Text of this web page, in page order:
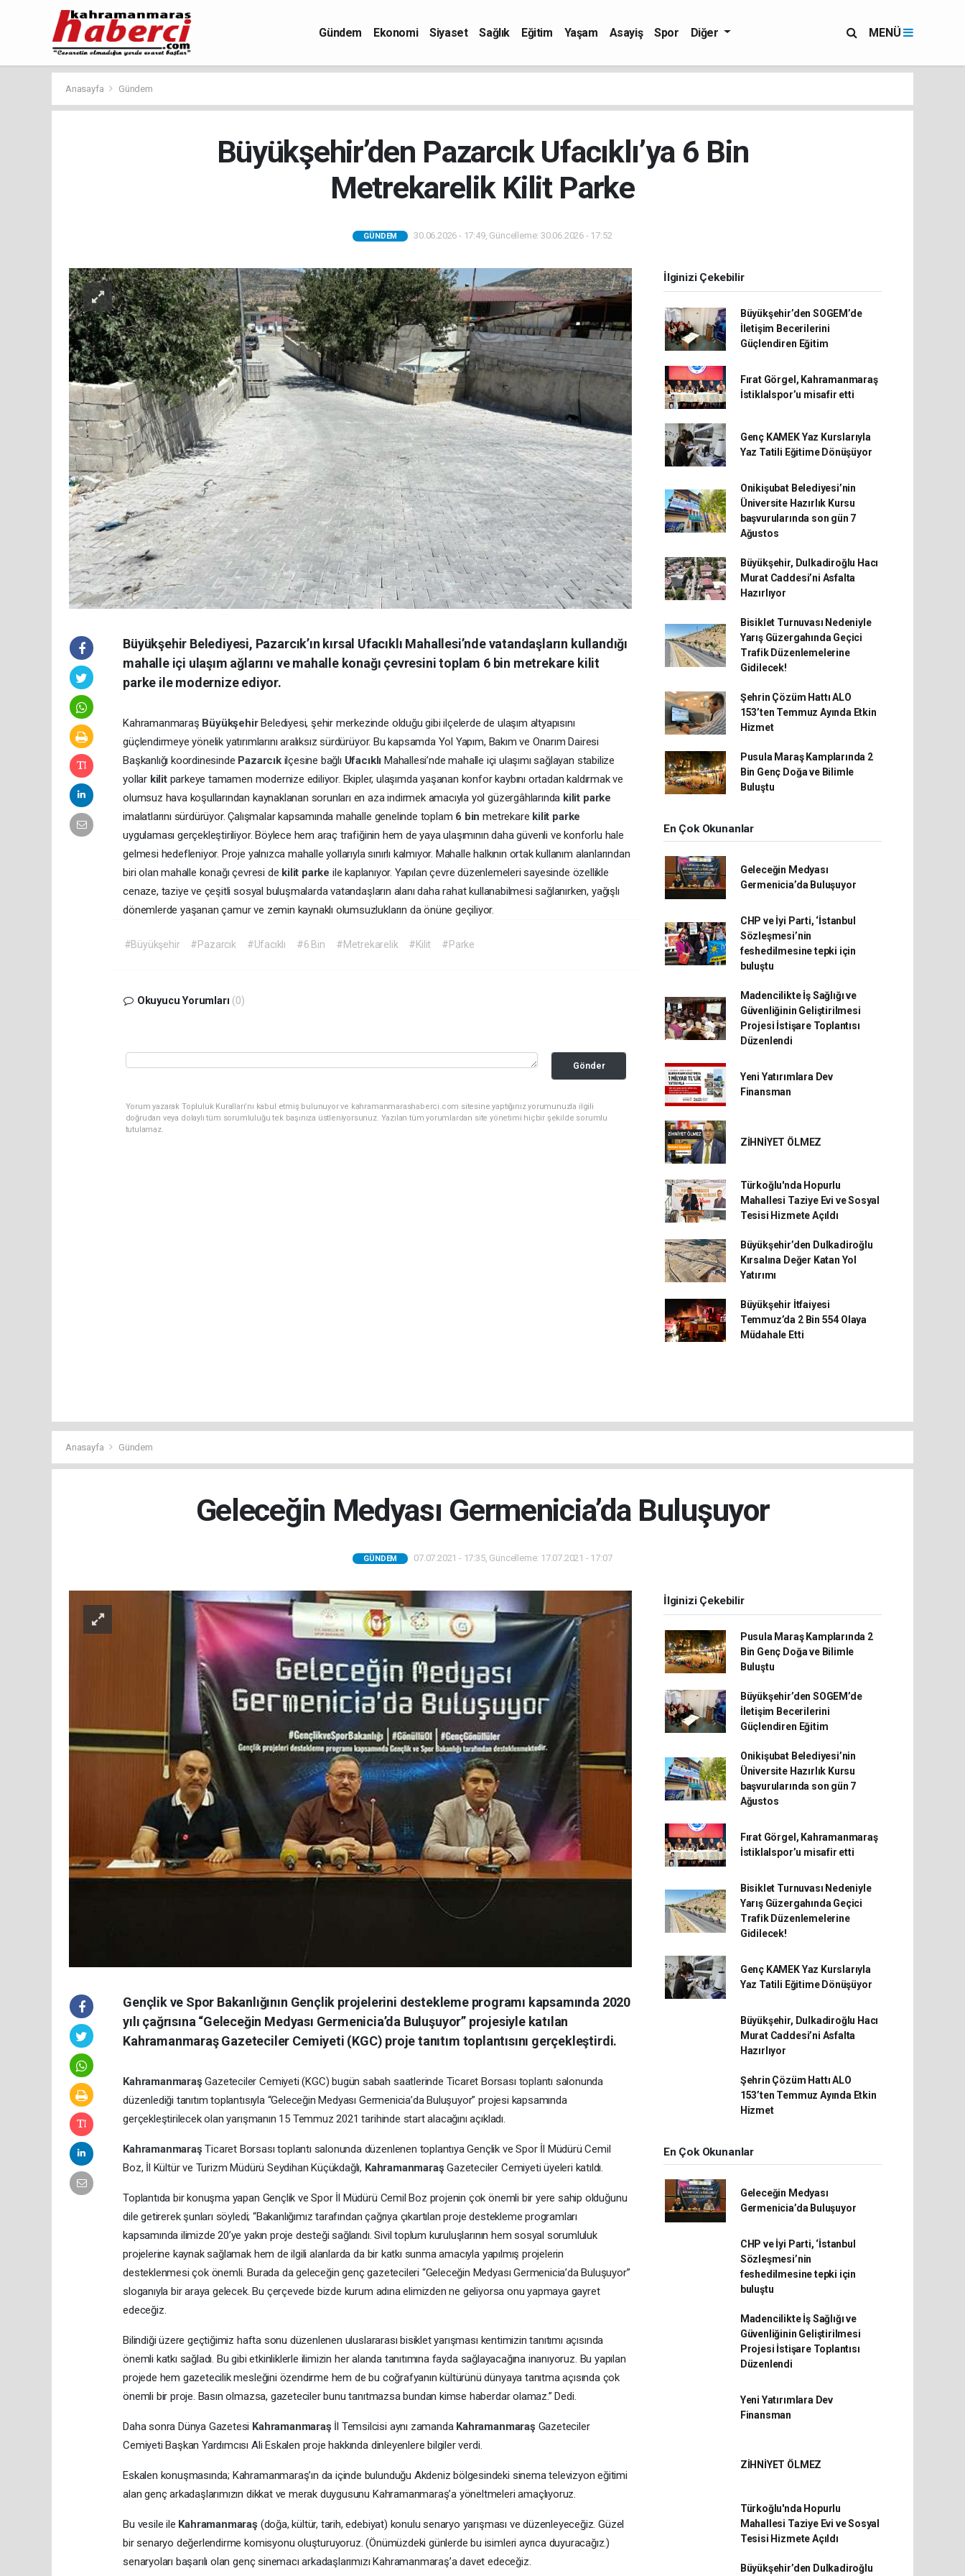
Gündem Ekonomi Siyaset Sağlık Eğitim Yaşam Asayiş Spor Diğer MENÜ
Anasayfa Gündem
Büyükşehir’den Pazarcık Ufacıklı’ya 6 Bin
Metrekarelik Kilit Parke
GÜNDEM 30.06.2026 - 17:49, Güncelleme: 30.06.2026 - 17:52
Büyükşehir Belediyesi, Pazarcık’ın kırsal Ufacıklı Mahallesi’nde vatandaşların kullandığı
mahalle içi ulaşım ağlarını ve mahalle konağı çevresini toplam 6 bin metrekare kilit
parke ile modernize ediyor.
Kahramanmaraş Büyükşehir Belediyesi, şehir merkezinde olduğu gibi ilçelerde de ulaşım altyapısını
güçlendirmeye yönelik yatırımlarını aralıksız sürdürüyor. Bu kapsamda Yol Yapım, Bakım ve Onarım Dairesi
Başkanlığı koordinesinde Pazarcık ilçesine bağlı Ufacıklı Mahallesi’nde mahalle içi ulaşımı sağlayan stabilize
yollar kilit parkeye tamamen modernize ediliyor. Ekipler, ulaşımda yaşanan konfor kaybını ortadan kaldırmak ve
olumsuz hava koşullarından kaynaklanan sorunları en aza indirmek amacıyla yol güzergâhlarında kilit parke
imalatlarını sürdürüyor. Çalışmalar kapsamında mahalle genelinde toplam 6 binmetrekare kilit parke
uygulaması gerçekleştiriliyor. Böylece hem araç trafiğinin hem de yaya ulaşımının daha güvenli ve konforlu hale
gelmesi hedefleniyor. Proje yalnızca mahalle yollarıyla sınırlı kalmıyor. Mahalle halkının ortak kullanım alanlarından
biri olan mahalle konağı çevresi de kilit parke ile kaplanıyor. Yapılan çevre düzenlemeleri sayesinde özellikle
cenaze, taziye ve çeşitli sosyal buluşmalarda vatandaşların alanı daha rahat kullanabilmesi sağlanırken, yağışlı
dönemlerde yaşanan çamur ve zemin kaynaklı olumsuzlukların da önüne geçiliyor.
#Büyükşehir #Pazarcık #Ufacıklı #6 Bin #Metrekarelik #Kilit #Parke
Okuyucu Yorumları (0)
Gönder
Yorum yazarak Topluluk Kuralları’nı kabul etmiş bulunuyor ve kahramanmarashaberci.com sitesine yaptığınız yorumunuzla ilgili
doğrudan veya dolaylı tüm sorumluluğu tek başınıza üstleniyorsunuz. Yazılan tüm yorumlardan site yönetimi hiçbir şekilde sorumlu
tutulamaz.
İlginizi Çekebilir
Büyükşehir’den SOGEM’de
İletişim Becerilerini
Güçlendiren Eğitim
Fırat Görgel, Kahramanmaraş
İstiklalspor’u misafir etti
Genç KAMEK Yaz Kurslarıyla
Yaz Tatili Eğitime Dönüşüyor
Onikişubat Belediyesi’nin
Üniversite Hazırlık Kursu
başvurularında son gün 7
Ağustos
Büyükşehir, Dulkadiroğlu Hacı
Murat Caddesi’ni Asfalta
Hazırlıyor
Bisiklet Turnuvası Nedeniyle
Yarış Güzergahında Geçici
Trafik Düzenlemelerine
Gidilecek!
Şehrin Çözüm Hattı ALO
153’ten Temmuz Ayında Etkin
Hizmet
Pusula Maraş Kamplarında 2
Bin Genç Doğa ve Bilimle
Buluştu
En Çok Okunanlar
Geleceğin Medyası
Germenicia’da Buluşuyor
CHP ve İyi Parti, ‘İstanbul
Sözleşmesi’nin
feshedilmesine tepki için
buluştu
Madencilikte İş Sağlığı ve
Güvenliğinin Geliştirilmesi
Projesi İstişare Toplantısı
Düzenlendi
Yeni Yatırımlara Dev
Finansman
ZİHNİYET ÖLMEZ
Türkoğlu'nda Hopurlu
Mahallesi Taziye Evi ve Sosyal
Tesisi Hizmete Açıldı
Büyükşehir’den Dulkadiroğlu
Kırsalına Değer Katan Yol
Yatırımı
Büyükşehir İtfaiyesi
Temmuz’da 2 Bin 554 Olaya
Müdahale Etti
Anasayfa Gündem
Geleceğin Medyası Germenicia’da Buluşuyor
GÜNDEM 07.07.2021 - 17:35, Güncelleme: 17.07.2021 - 17:07
Gençlik ve Spor Bakanlığının Gençlik projelerini destekleme programı kapsamında 2020
yılı çağrısına “Geleceğin Medyası Germenicia’da Buluşuyor” projesiyle katılan
Kahramanmaraş Gazeteciler Cemiyeti (KGC) proje tanıtım toplantısını gerçekleştirdi.
KahramanmaraşGazeteciler Cemiyeti (KGC) bugün sabah saatlerinde Ticaret Borsası toplantı salonunda
düzenlediği tanıtım toplantısıyla “Geleceğin Medyası Germenicia’da Buluşuyor” projesi kapsamında
gerçekleştirilecek olan yarışmanın 15 Temmuz 2021 tarihinde start alacağını açıkladı.
KahramanmaraşTicaret Borsası toplantı salonunda düzenlenen toplantıya Gençlik ve Spor İl Müdürü Cemil
Boz, İl Kültür ve Turizm Müdürü Seydihan Küçükdağlı, KahramanmaraşGazeteciler Cemiyeti üyeleri katıldı.
Toplantıda bir konuşma yapan Gençlik ve Spor İl Müdürü Cemil Boz projenin çok önemli bir yere sahip olduğunu
dile getirerek şunları söyledi; “Bakanlığımız tarafından çağrıya çıkartılan proje destekleme programları
kapsamında ilimizde 20’ye yakın proje desteği sağlandı. Sivil toplum kuruluşlarının hem sosyal sorumluluk
projelerine kaynak sağlamak hem de ilgili alanlarda da bir katkı sunma amacıyla yapılmış projelerin
desteklenmesi çok önemli. Burada da geleceğin genç gazetecileri “Geleceğin Medyası Germenicia’da Buluşuyor”
sloganıyla bir araya gelecek. Bu çerçevede bizde kurum adına elimizden ne geliyorsa onu yapmaya gayret
edeceğiz.
Bilindiği üzere geçtiğimiz hafta sonu düzenlenen uluslararası bisiklet yarışması kentimizin tanıtımı açısında
önemli katkı sağladı. Bu gibi etkinliklerle ilimizin her alanda tanıtımına fayda sağlayacağına inanıyoruz. Bu yapılan
projede hem gazetecilik mesleğini özendirme hem de bu coğrafyanın kültürünü dünyaya tanıtma açısında çok
önemli bir proje. Basın olmazsa, gazeteciler bunu tanıtmazsa bundan kimse haberdar olamaz.” Dedi.
Daha sonra Dünya Gazetesi Kahramanmaraş İl Temsilcisi aynı zamanda Kahramanmaraş Gazeteciler
Cemiyeti Başkan Yardımcısı Ali Eskalen proje hakkında dinleyenlere bilgiler verdi.
Eskalen konuşmasında; Kahramanmaraş’ın da içinde bulunduğu Akdeniz bölgesindeki sinema televizyon eğitimi
alan genç arkadaşlarımızın dikkat ve merak duygusunu Kahramanmaraş’a yöneltmeleri amaçlıyoruz.
Bu vesile ile Kahramanmaraş (doğa, kültür, tarih, edebiyat) konulu senaryo yarışması ve düzenleyeceğiz. Güzel
bir senaryo değerlendirme komisyonu oluşturuyoruz. (Önümüzdeki günlerde bu isimleri ayrıca duyuracağız.)
senaryoları başarılı olan genç sinemacı arkadaşlarımızı Kahramanmaraş’a davet edeceğiz.
İlginizi Çekebilir
Pusula Maraş Kamplarında 2
Bin Genç Doğa ve Bilimle
Buluştu
Büyükşehir’den SOGEM’de
İletişim Becerilerini
Güçlendiren Eğitim
Onikişubat Belediyesi’nin
Üniversite Hazırlık Kursu
başvurularında son gün 7
Ağustos
Fırat Görgel, Kahramanmaraş
İstiklalspor’u misafir etti
Bisiklet Turnuvası Nedeniyle
Yarış Güzergahında Geçici
Trafik Düzenlemelerine
Gidilecek!
Genç KAMEK Yaz Kurslarıyla
Yaz Tatili Eğitime Dönüşüyor
Büyükşehir, Dulkadiroğlu Hacı
Murat Caddesi’ni Asfalta
Hazırlıyor
Şehrin Çözüm Hattı ALO
153’ten Temmuz Ayında Etkin
Hizmet
En Çok Okunanlar
Geleceğin Medyası
Germenicia’da Buluşuyor
CHP ve İyi Parti, ‘İstanbul
Sözleşmesi’nin
feshedilmesine tepki için
buluştu
Madencilikte İş Sağlığı ve
Güvenliğinin Geliştirilmesi
Projesi İstişare Toplantısı
Düzenlendi
Yeni Yatırımlara Dev
Finansman
ZİHNİYET ÖLMEZ
Türkoğlu'nda Hopurlu
Mahallesi Taziye Evi ve Sosyal
Tesisi Hizmete Açıldı
Büyükşehir’den Dulkadiroğlu